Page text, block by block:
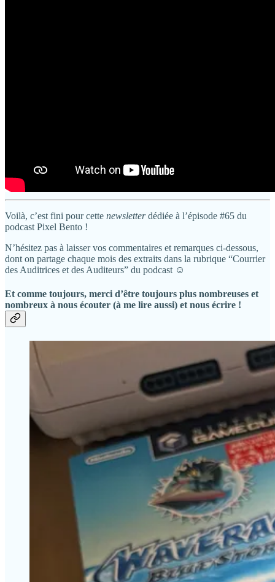
Voilà, c’est fini pour cette newsletterdédiée à l’épisode #65 du
podcast Pixel Bento !
N’hésitez pas à laisser vos commentaires et remarques ci-dessous,
dont on partage chaque mois des extraits dans la rubrique “Courrier
des Auditrices et des Auditeurs” du podcast ☺️
Et comme toujours, merci d’être toujours plus nombreuses et
nombreux à nous écouter (à me lire aussi) et nous écrire !